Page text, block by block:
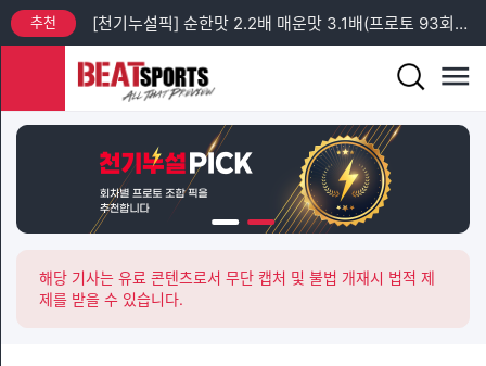
추천 [프리미엄픽] 프로토 93회차 EFL컵 + MLS 분석
[프리미엄픽] 프로토 93회차 토요일 새벽 축구 3경기 분석
추천
해당 기사는 유료 콘텐츠로서 무단 캡처 및 불법 개재시 법적 제
제를 받을 수 있습니다.